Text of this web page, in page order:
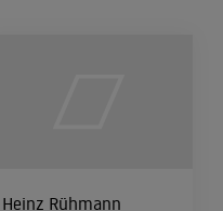
Heinz Rühmann